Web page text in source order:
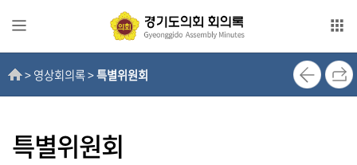
본문으로 바로가기
메인메뉴 바로가기
전
자
의
록
> 영상회의록 >특별위원회
특별위원회